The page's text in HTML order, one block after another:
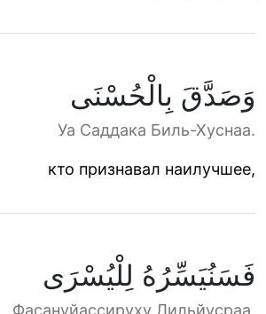
وَصَدَّقَ بِالْحُسْنَى
Уа Саддака Биль-Хуснаа.
кто признавал наилучшее,
فَسَنُيَسِّرُهُ لِلْيُسْرَى
Фасануйассируху Лильйусраа.